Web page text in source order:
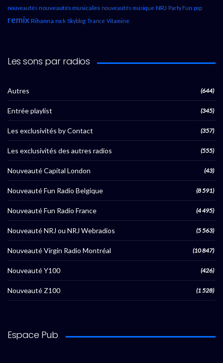
nouveautés nouveautés musicales nouveautés musique NRJ Party Fun pop
remix Rihanna rock Skyblog Trance Vitamine
Les sons par radios
Autres (644)
Entrée playlist (345)
Les exclusivités by Contact (357)
Les exclusivités des autres radios (555)
Nouveauté Capital London (43)
Nouveauté Fun Radio Belgique (8 591)
Nouveauté Fun Radio France (4 495)
Nouveauté NRJ ou NRJ Webradios (5 563)
Nouveauté Virgin Radio Montréal (10 847)
Nouveauté Y100 (426)
Nouveauté Z100 (1 528)
Espace Pub